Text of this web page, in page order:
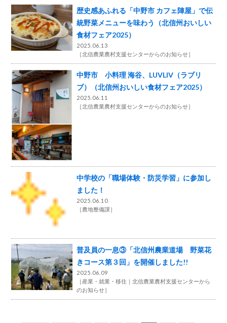
歴史感あふれる「中野市 カフェ陣屋」で伝
統野菜メニューを味わう（北信州おいしい
食材フェア2025）
2025.06.13
［北信農業農村支援センターからのお知らせ］
中野市 小料理 海谷、LUVLIV（ラブリ
ブ）（北信州おいしい食材フェア2025）
2025.06.11
［北信農業農村支援センターからのお知らせ］
中学校の「職場体験・防災学習」に参加し
ました！
2025.06.10
［農地整備課］
普及員の一息③「北信州農業道場 野菜花
きコース第３回」を開催しました!!
2025.06.09
［産業・就業・移住
北信農業農村支援センターから
のお知らせ］